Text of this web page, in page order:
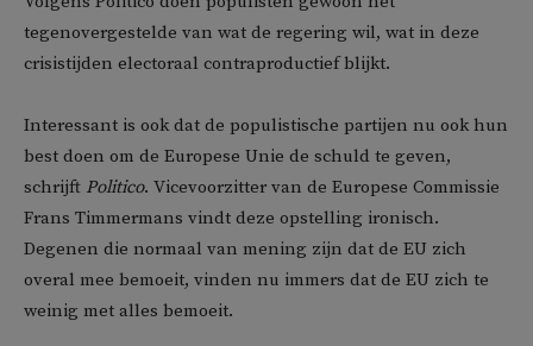
tegenovergestelde van wat de regering wil, wat in deze
crisistijden electoraal contraproductief blijkt.
Interessant is ook dat de populistische partijen nu ook hun
best doen om de Europese Unie de schuld te geven,
schrijft Politico. Vicevoorzitter van de Europese Commissie
Frans Timmermans vindt deze opstelling ironisch.
Degenen die normaal van mening zijn dat de EU zich
overal mee bemoeit, vinden nu immers dat de EU zich te
weinig met alles bemoeit.